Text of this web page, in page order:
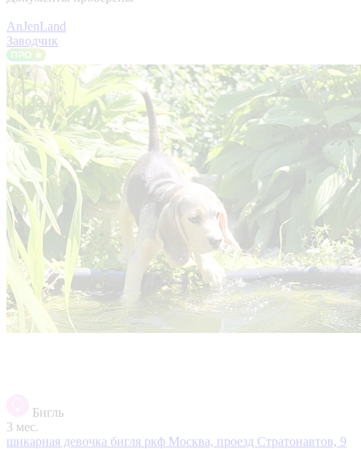
AnJenLand
Заводчик
Бигль
3 мес.
шикарная девочка бигля ркф Москва, проезд Стратонавтов, 9